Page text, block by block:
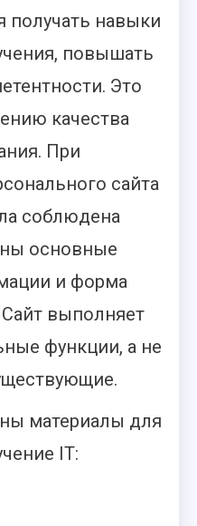
получать навыки
повышать
Это
качества
При
сайта
соблюдена
основные
и форма
выполняет
функции, а не
материалы для
IT: